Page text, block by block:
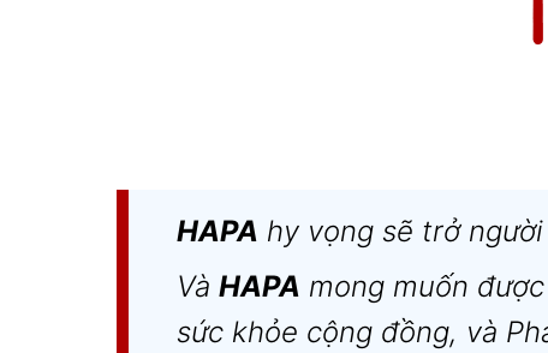
HAPA hy vọng sẽ trở
Và HAPA mong muốn
sức khỏe cộng đồng, và